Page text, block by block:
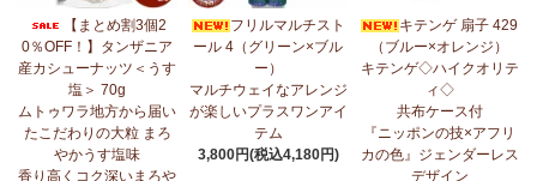
5/4：キコイ アフリカの布ページに新入荷！
綿織布
5/1：ティンガティンガ・アート～ズベリの作品コーナー新入荷！
私たちバラカは、ズベリが遺してくださった作品を、これからも
大切に紹介してまいります。
4/23：
【2026新茶入荷】アフリカンプライド～アッサム種タンザ
【まとめ割3個2
0％OFF！】タンザニア
産カシューナッツ＜うす
塩＞ 70g
ムトゥワラ地方から届い
たこだわりの大粒 まろ
やかうす塩味
香り高くコク深いまろや
フリルマルチスト
ール 4（グリーン×ブル
ー）
マルチウェイなアレンジ
が楽しいプラスワンアイ
テム
3,800円(税込4,180円)
キテンゲ 扇子 429
（ブルー×オレンジ）
キテンゲ◇ハイクオリテ
ィ◇
共布ケース付
『ニッポンの技×アフリ
カの色』ジェンダーレス
デザイン